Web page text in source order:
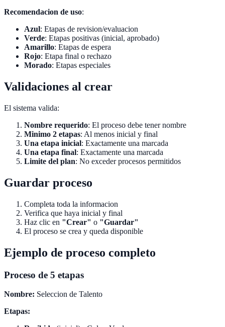
Recomendacion de uso:
Azul: Etapas de revision/evaluacion
Verde: Etapas positivas (inicial, aprobado)
Amarillo: Etapas de espera
Rojo: Etapa final o rechazo
Morado: Etapas especiales
Validaciones al crear
El sistema valida:
Nombre requerido: El proceso debe tener nombre
Minimo 2 etapas: Al menos inicial y final
Una etapa inicial: Exactamente una marcada
Una etapa final: Exactamente una marcada
Limite del plan: No exceder procesos permitidos
Guardar proceso
Completa toda la informacion
Verifica que haya inicial y final
Haz clic en "Crear" o "Guardar"
El proceso se crea y queda disponible
Ejemplo de proceso completo
Proceso de 5 etapas
Nombre: Seleccion de Talento
Etapas: